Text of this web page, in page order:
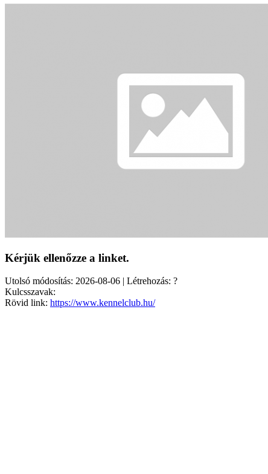
Kérjük ellenőzze a linket.
Utolsó módosítás: 2026-08-06 | Létrehozás: ?
Kulcsszavak:
Rövid link: https://www.kennelclub.hu/